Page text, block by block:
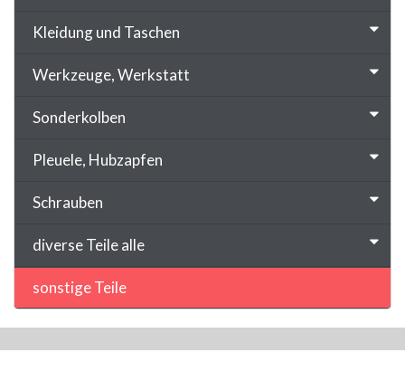
Kleidung und Taschen
Werkzeuge, Werkstatt
Sonderkolben
Pleuele, Hubzapfen
Schrauben
diverse Teile alle
sonstige Teile